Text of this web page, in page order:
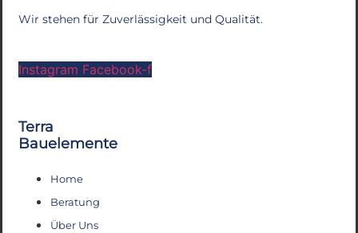
Wir stehen für Zuverlässigkeit und Qualität.
Instagram Facebook-f
Terra
Bauelemente
Home
Beratung
Über Uns